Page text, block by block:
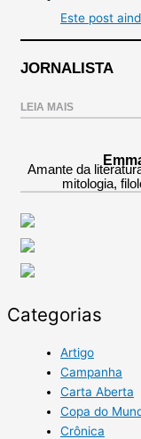
Este post
JORNALISTA
LEIA MAIS
Amante da
mitologia,
Categorias
Artigo
Campanha
Carta Aberta
Copa do
Crônica